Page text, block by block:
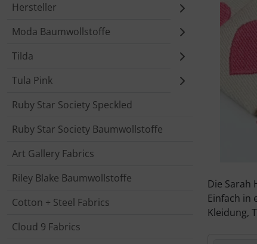
Hersteller
Moda Baumwollstoffe
Tilda
Tula Pink
Ruby Star Society Speckled
Ruby Star Society Baumwollstoffe
Art Gallery Fabrics
Riley Blake Baumwollstoffe
Cotton + Steel Fabrics
Cloud 9 Fabrics
Die Sarah
Einfach in
Kleidung,